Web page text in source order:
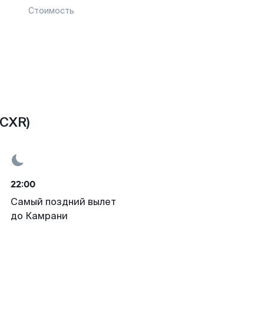
Стоимость
22:00
Самый поздний вылет
до Камрани